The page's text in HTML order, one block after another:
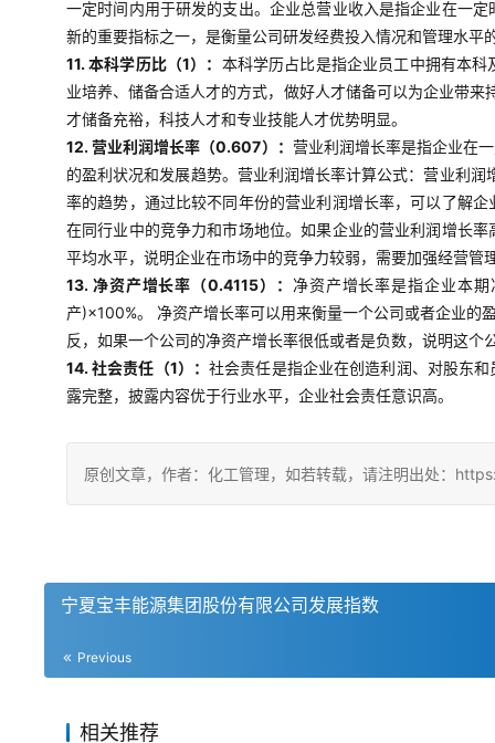
一定时间内用于研发的支出。企业总营业收入是指企业在一
新的重要指标之一，是衡量公司研发经费投入情况和管理水
11. 本科学历比（1）： 本科学历占比是指企业员工中拥有本
业培养、储备合适人才的方式，做好人才储备可以为企业带
才储备充裕，科技人才和专业技能人才优势明显。
12. 营业利润增长率（0.607）： 营业利润增长率是指企业在
的盈利状况和发展趋势。营业利润增长率计算公式：营业利
率的趋势，通过比较不同年份的营业利润增长率，可以了解
在同行业中的竞争力和市场地位。如果企业的营业利润增长
平均水平，说明企业在市场中的竞争力较弱，需要加强经营
13. 净资产增长率（0.4115）： 净资产增长率是指企业本
产)×100%。 净资产增长率可以用来衡量一个公司或者企业的
反，如果一个公司的净资产增长率很低或者是负数，说明这
14. 社会责任（1）：社会责任是指企业在创造利润、对股东
露完整，披露内容优于行业水平，企业社会责任意识高。
原创文章，作者：化工管理，如若转载，请注明出处：
宁夏宝丰能源集团股份有限公司发展指数
Previous
相关推荐